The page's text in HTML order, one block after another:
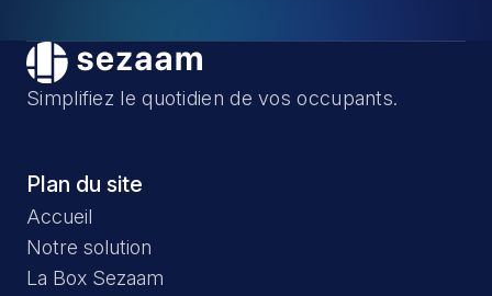
Simplifiez le quotidien de vos occupants.
Plan du site
Accueil
Notre solution
La Box Sezaam